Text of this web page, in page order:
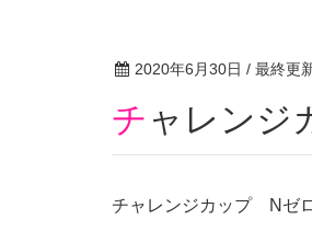
2020年6月30日 / 最終更
チャレン
チャレンジカップ Nゼ